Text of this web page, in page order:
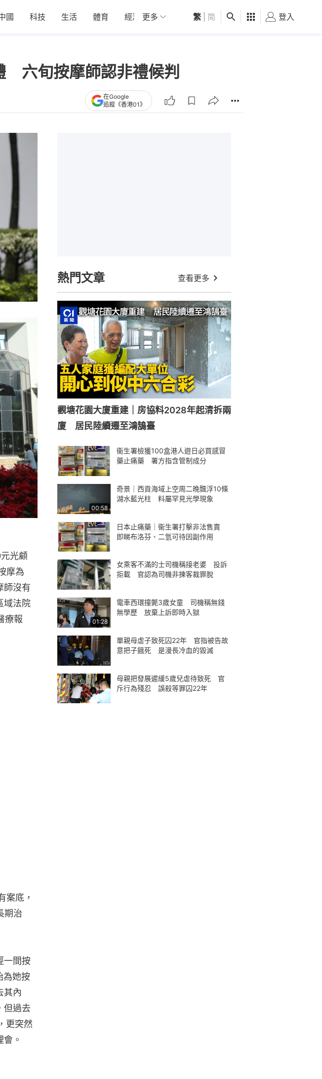
國 科技 生活 體育 經濟 01深圳 觀點 健康 好食玩飛
更多 繁 简 登入
六旬按摩師認非禮候判
在Google
追蹤《香港01》
光顧
摩為
師沒有
域法院
療報
案底，
期治
一間按
為她按
其內
但過去
更突然
。
熱門文章 查看更多
觀塘花園大廈重建｜房協料2028年起清拆兩
廈 居民陸續遷至鴻鵠臺
衞生署檢獲100盒港人遊日必買感冒
藥止痛藥 署方指含管制成分
00:58
奇景｜西貢海域上空周二晚飄浮10條
湖水藍光柱 料屬罕見光學現象
日本止痛藥｜衞生署打擊非法售賣
即睇布洛芬、二氫可待因副作用
女乘客不滿的士司機稱接老婆 投訴
拒載 官認為司機非揀客裁罪脫
01:28
電車西環撞斃3歲女童 司機稱無錢
無學歷 放棄上訴即時入獄
單親母虐子致死囚22年 官指被告故
意把子餓死 是漫長冷血的毀滅
母親把發展遲緩5歲兒虐待致死 官
斥行為殘忍 誤殺等罪囚22年